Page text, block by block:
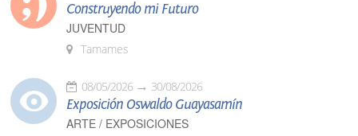
Construyendo mi Futuro
JUVENTUD
Tamames
08/05/2026 30/08/2026
Exposición Oswaldo Guayasamín
ARTE / EXPOSICIONES